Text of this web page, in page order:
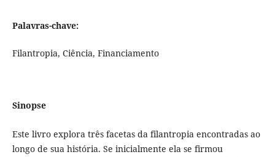
Palavras-chave:
Filantropia, Ciência, Financiamento
Sinopse
Este livro explora três facetas da filantropia encontradas ao
longo de sua história. Se inicialmente ela se firmou